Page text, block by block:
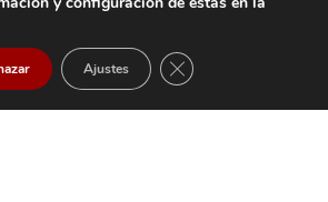
Email
en Burgos
Ajustes CERRAR EL